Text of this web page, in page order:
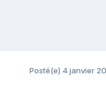
Posté(e) 4 janvier